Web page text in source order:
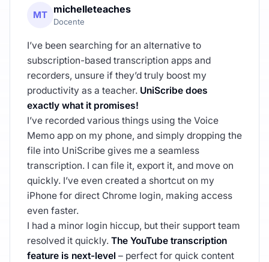
MT michelleteaches
Docente
I’ve been searching for an alternative to
subscription-based transcription apps and
recorders, unsure if they’d truly boost my
productivity as a teacher. UniScribe does
exactly what it promises!
I’ve recorded various things using the Voice
Memo app on my phone, and simply dropping the
file into UniScribe gives me a seamless
transcription. I can file it, export it, and move on
quickly. I’ve even created a shortcut on my
iPhone for direct Chrome login, making access
even faster.
I had a minor login hiccup, but their support team
resolved it quickly. The YouTube transcription
feature is next-level – perfect for quick content